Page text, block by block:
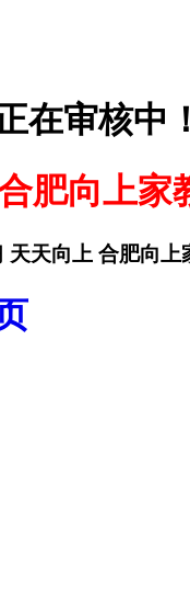
在审核中
肥向上家
天天向上 合肥向上